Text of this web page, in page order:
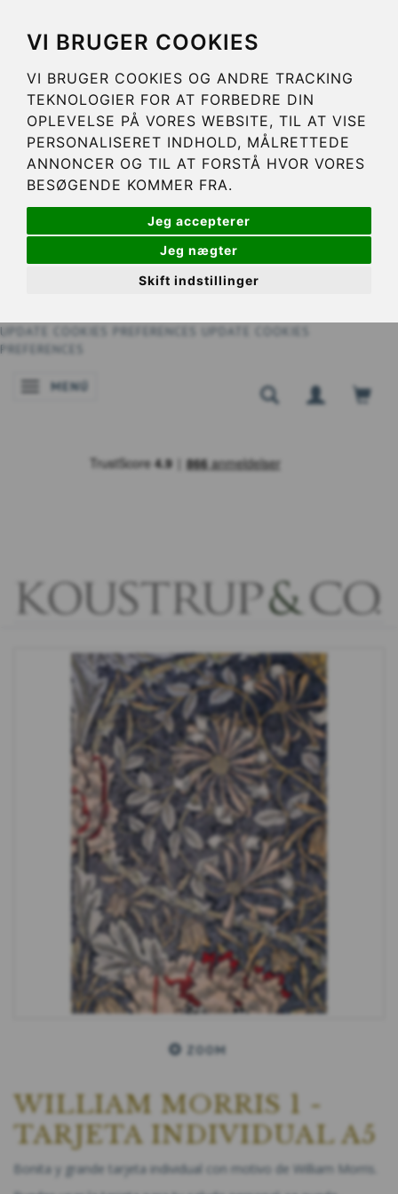
VI BRUGER COOKIES
VI BRUGER COOKIES OG ANDRE TRACKING
TEKNOLOGIER FOR AT FORBEDRE DIN
OPLEVELSE PÅ VORES WEBSITE, TIL AT VISE
PERSONALISERET INDHOLD, MÅLRETTEDE
ANNONCER OG TIL AT FORSTÅ HVOR VORES
BESØGENDE KOMMER FRA.
Jeg accepterer
Jeg nægter
Skift indstillinger
UPDATE COOKIES PREFERENCES
UPDATE COOKIES
PREFERENCES
NAVEGACIÓN DE PALANCA
MENÚ
ZOOM
WILLIAM MORRIS 1 -
TARJETA INDIVIDUAL A5
Bonita y grande tarjeta individual con motivo de William Morris.